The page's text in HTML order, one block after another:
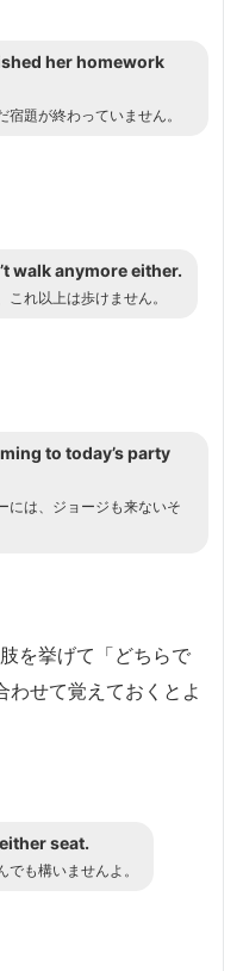
her homework
宿題が終わっていません。
walk anymore either.
れ以上は歩けません。
to today’s party
には、ジョージも来ないそ
を挙げて「どちらで
わせて覚えておくとよ
seat.
も構いませんよ。